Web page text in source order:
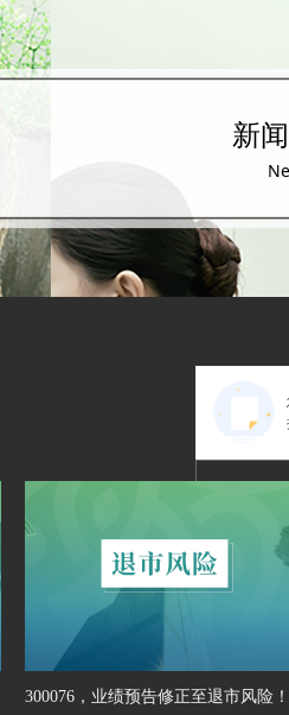
新
300076，业绩预告修正至退市风险！